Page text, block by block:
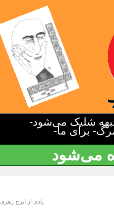
شلیک می‌شود-
برای ما-
می‌شود
یادی از ایرج زهری